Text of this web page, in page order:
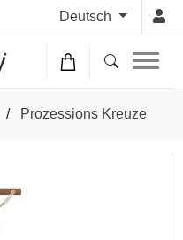
Deutsch
/ Prozessions Kreuze